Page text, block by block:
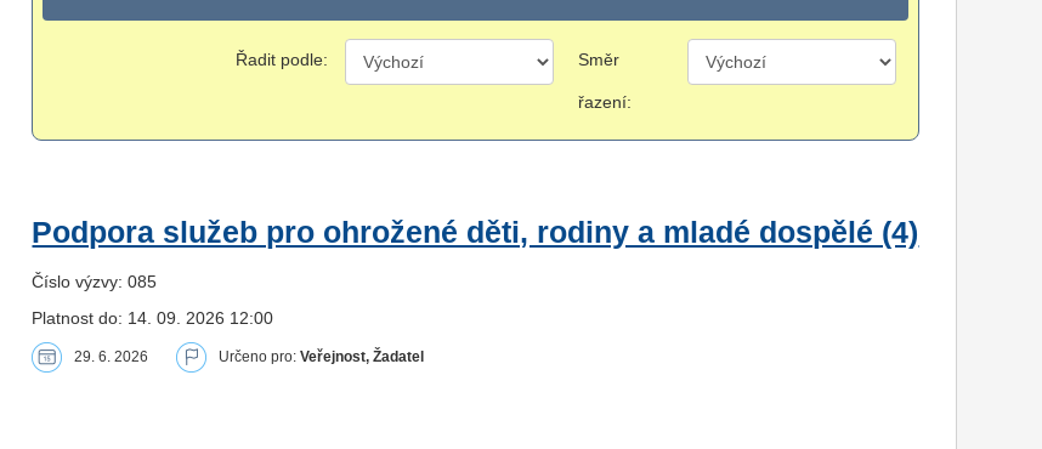
Řadit podle: Směr
řazení:
Podpora služeb pro ohrožené děti, rodiny a mladé dospělé (4)
Číslo výzvy: 085
Platnost do: 14. 09. 2026 12:00
29. 6. 2026 Určeno pro:Veřejnost, Žadatel